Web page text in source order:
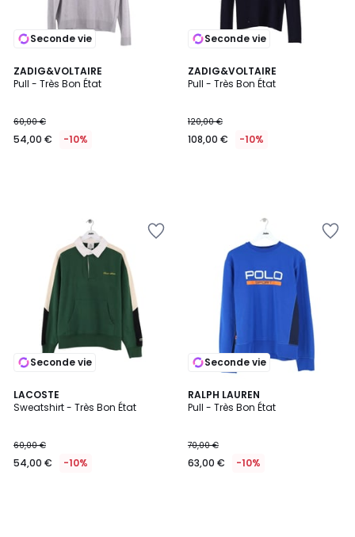
Seconde vie
ZADIG&VOLTAIRE
Pull - Très Bon État
60,00 €
54,00 € -10%
Seconde vie
ZADIG&VOLTAIRE
Pull - Très Bon État
120,00 €
108,00 € -10%
Seconde vie
LACOSTE
Sweatshirt - Très Bon État
60,00 €
54,00 € -10%
Seconde vie
RALPH LAUREN
Pull - Très Bon État
70,00 €
63,00 € -10%